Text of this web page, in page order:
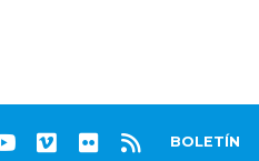
BOLETÍN